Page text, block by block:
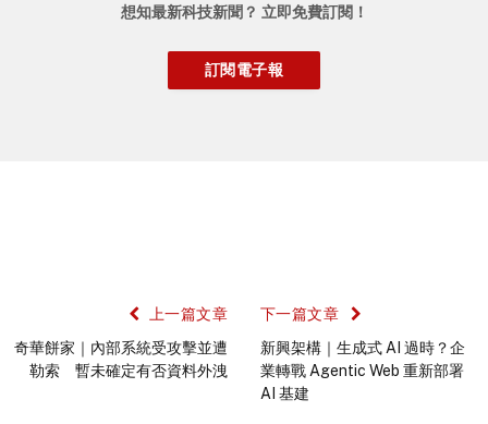
想知最新科技新聞？ 立即免費訂閱！
上一篇文章
奇華餅家｜內部系統受攻擊並遭
勒索 暫未確定有否資料外洩
下一篇文章
新興架構｜生成式 AI 過時？企
業轉戰 Agentic Web 重新部署
AI 基建